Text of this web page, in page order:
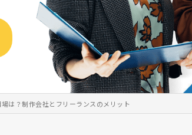
は？制作会社とフリーランスのメリット